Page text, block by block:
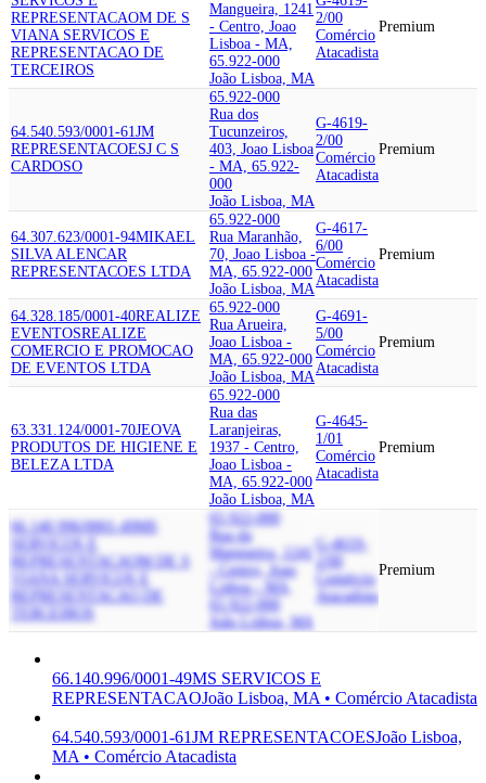
REPRESENTACAOM DE S
VIANA SERVICOS E
REPRESENTACAO DE
TERCEIROS
Mangueira, 1241
- Centro, Joao
Lisboa - MA,
65.922-000
João Lisboa, MA
2/00
Comércio
Atacadista
Premium
64.540.593/0001-61JM
REPRESENTACOESJ C S
CARDOSO
65.922-000
Rua dos
Tucunzeiros,
403, Joao Lisboa
- MA, 65.922-
000
João Lisboa, MA
G-4619-
2/00
Comércio
Atacadista
Premium
64.307.623/0001-94MIKAEL
SILVA ALENCAR
REPRESENTACOES LTDA
65.922-000
Rua Maranhão,
70, Joao Lisboa -
MA, 65.922-000
João Lisboa, MA
G-4617-
6/00
Comércio
Atacadista
Premium
64.328.185/0001-40REALIZE
EVENTOSREALIZE
COMERCIO E PROMOCAO
DE EVENTOS LTDA
65.922-000
Rua Arueira,
Joao Lisboa -
MA, 65.922-000
João Lisboa, MA
G-4691-
5/00
Comércio
Atacadista
Premium
63.331.124/0001-70JEOVA
PRODUTOS DE HIGIENE E
BELEZA LTDA
65.922-000
Rua das
Laranjeiras,
1937 - Centro,
Joao Lisboa -
MA, 65.922-000
João Lisboa, MA
G-4645-
1/01
Comércio
Atacadista
Premium
66.140.996/0001-49MS
REPRESENTACAOM DE S
VIANA SERVICOS E
REPRESENTACAO DE
TERCEIROS
65.922-000
Rua da
Mangueira, 1241
- Centro, Joao
Lisboa - MA,
65.922-000
João Lisboa, MA
G-4619-
2/00
Comércio
Atacadista
Premium
66.140.996/0001-49MS SERVICOS E
REPRESENTACAOJoão Lisboa, MA • Comércio Atacadista
64.540.593/0001-61JM REPRESENTACOESJoão Lisboa,
MA • Comércio Atacadista